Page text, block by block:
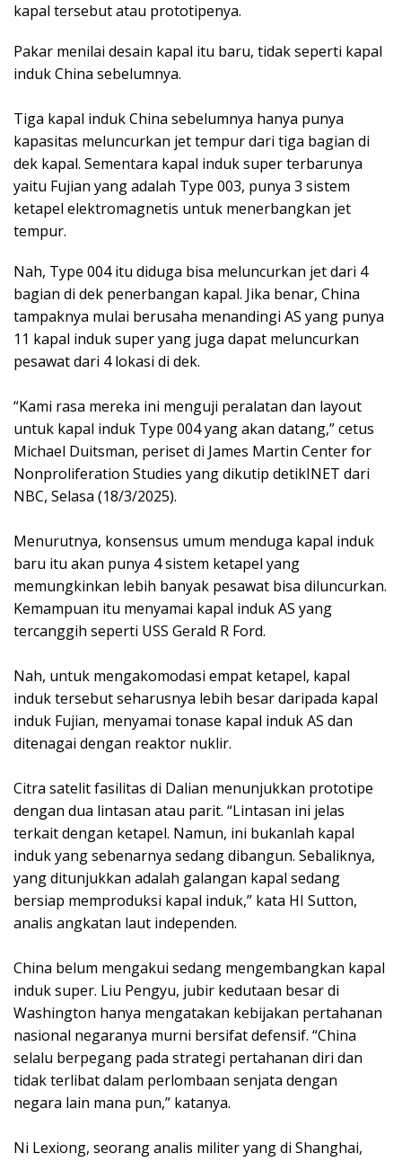
kapal tersebut atau prototipenya.
Pakar menilai desain kapal itu baru, tidak seperti kapal
induk China sebelumnya.
Tiga kapal induk China sebelumnya hanya punya
kapasitas meluncurkan jet tempur dari tiga bagian di
dek kapal. Sementara kapal induk super terbarunya
yaitu Fujian yang adalah Type 003, punya 3 sistem
ketapel elektromagnetis untuk menerbangkan jet
tempur.
Nah, Type 004 itu diduga bisa meluncurkan jet dari 4
bagian di dek penerbangan kapal. Jika benar, China
tampaknya mulai berusaha menandingi AS yang punya
11 kapal induk super yang juga dapat meluncurkan
pesawat dari 4 lokasi di dek.
“Kami rasa mereka ini menguji peralatan dan layout
untuk kapal induk Type 004 yang akan datang,” cetus
Michael Duitsman, periset di James Martin Center for
Nonproliferation Studies yang dikutip detikINET dari
NBC, Selasa (18/3/2025).
Menurutnya, konsensus umum menduga kapal induk
baru itu akan punya 4 sistem ketapel yang
memungkinkan lebih banyak pesawat bisa diluncurkan.
Kemampuan itu menyamai kapal induk AS yang
tercanggih seperti USS Gerald R Ford.
Nah, untuk mengakomodasi empat ketapel, kapal
induk tersebut seharusnya lebih besar daripada kapal
induk Fujian, menyamai tonase kapal induk AS dan
ditenagai dengan reaktor nuklir.
Citra satelit fasilitas di Dalian menunjukkan prototipe
dengan dua lintasan atau parit. “Lintasan ini jelas
terkait dengan ketapel. Namun, ini bukanlah kapal
induk yang sebenarnya sedang dibangun. Sebaliknya,
yang ditunjukkan adalah galangan kapal sedang
bersiap memproduksi kapal induk,” kata HI Sutton,
analis angkatan laut independen.
China belum mengakui sedang mengembangkan kapal
induk super. Liu Pengyu, jubir kedutaan besar di
Washington hanya mengatakan kebijakan pertahanan
nasional negaranya murni bersifat defensif. “China
selalu berpegang pada strategi pertahanan diri dan
tidak terlibat dalam perlombaan senjata dengan
negara lain mana pun,” katanya.
Ni Lexiong, seorang analis militer yang di Shanghai,